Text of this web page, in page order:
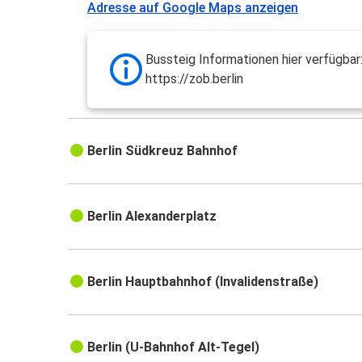
Adresse auf Google Maps anzeigen
Bussteig Informationen hier
https://zob.berlin
Berlin Südkreuz Bahnhof
Berlin Alexanderplatz
Berlin Hauptbahnhof (Invalidenstraße)
Berlin (U-Bahnhof Alt-Tegel)